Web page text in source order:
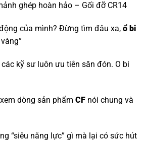
ghép hoàn hảo – Gối đỡ CR14
của mình? Đừng tìm đâu xa, ổ bi
kỹ sư luôn ưu tiên săn đón. O bi
dòng sản phẩm CF nói chung và
“siêu năng lực” gì mà lại có sức hút